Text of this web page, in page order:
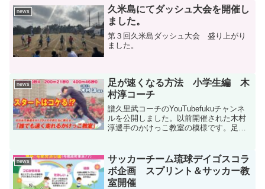
news
久米島にてダッシュ大会を開催し
ました。
第３回久米島ダッシュ大会 盛り上がり
ました。
news
足が速くなる方法 小学生編 木
村淳コーチ
譜久里武コーチのYouTubefukuチャンネ
ルを公開しました。以前開催された木村
淳選手のかけっこ教室の模様です。足が
news
サッカーチーム琉球デイゴスコラ
ボ企画 スプリント＆サッカー教
室開催